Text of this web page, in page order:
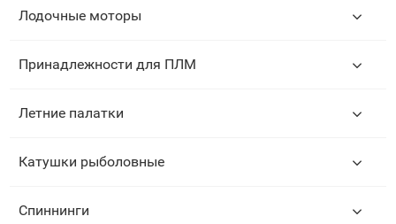
Лодочные моторы
Принадлежности для ПЛМ
Летние палатки
Катушки рыболовные
Спиннинги